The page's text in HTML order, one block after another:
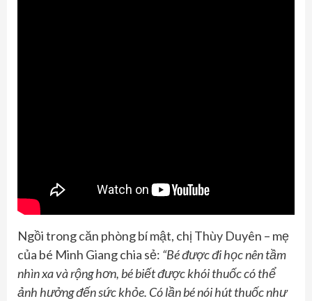
Ngồi trong căn phòng bí mật, chị Thùy Duyên – mẹ
của bé Minh Giang chia sẻ: “Bé được đi học nên tầm
nhìn xa và rộng hơn, bé biết được khói thuốc có thể
ảnh hưởng đến sức khỏe. Có lần bé nói hút thuốc như